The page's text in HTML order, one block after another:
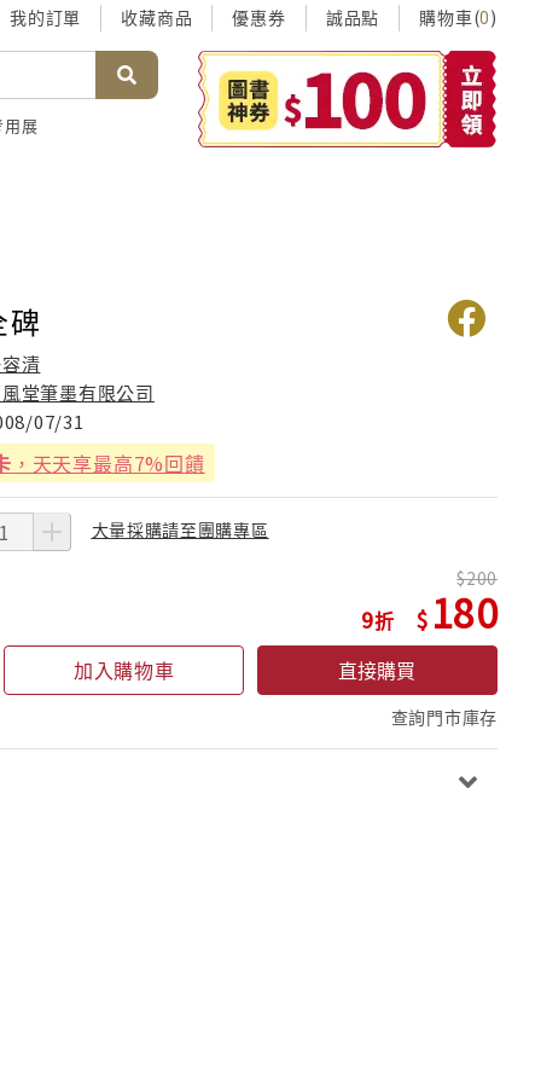
我的訂單 收藏商品 優惠券 誠品點 購物車(0)
用展
碑
清
堂筆墨有限公司
07/31
，天天享最高7%回饋
大量採購請至團購專區
9
200
180
加入購物車 直接購買
查詢門市庫存